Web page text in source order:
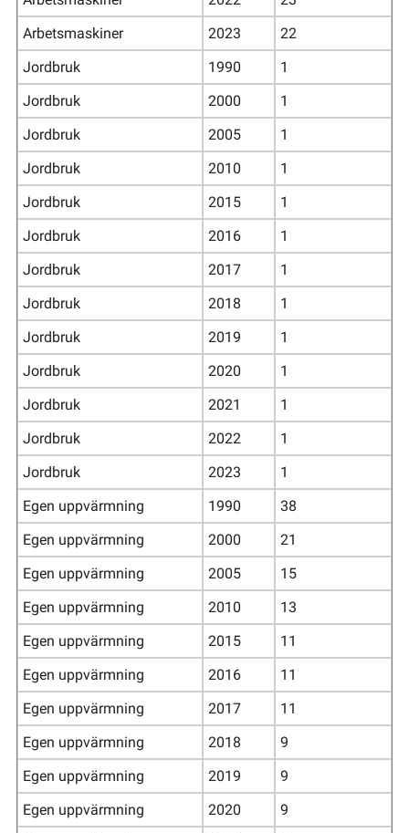
Arbetsmaskiner
2023
22
Jordbruk
1990
1
Jordbruk
2000
1
Jordbruk
2005
1
Jordbruk
2010
1
Jordbruk
2015
1
Jordbruk
2016
1
Jordbruk
2017
1
Jordbruk
2018
1
Jordbruk
2019
1
Jordbruk
2020
1
Jordbruk
2021
1
Jordbruk
2022
1
Jordbruk
2023
1
Egen uppvärmning
1990
38
Egen uppvärmning
2000
21
Egen uppvärmning
2005
15
Egen uppvärmning
2010
13
Egen uppvärmning
2015
11
Egen uppvärmning
2016
11
Egen uppvärmning
2017
11
Egen uppvärmning
2018
9
Egen uppvärmning
2019
9
Egen uppvärmning
2020
9